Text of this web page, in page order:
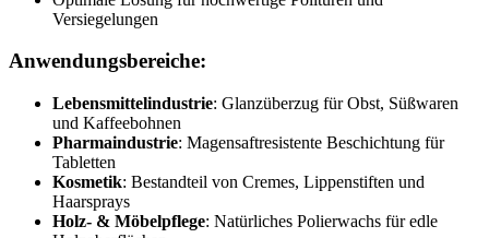
Versiegelungen
Anwendungsbereiche:
Lebensmittelindustrie: Glanzüberzug für Obst, Süßwaren
und Kaffeebohnen
Pharmaindustrie: Magensaftresistente Beschichtung für
Tabletten
Kosmetik: Bestandteil von Cremes, Lippenstiften und
Haarsprays
Holz- & Möbelpflege: Natürliches Polierwachs für edle